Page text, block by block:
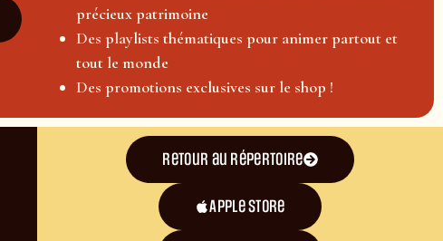
précieux patrimoine
Des playlists thématiques pour animer partout et
tout le monde
Des promotions exclusives sur le shop !
Retour au répertoire
Apple Store